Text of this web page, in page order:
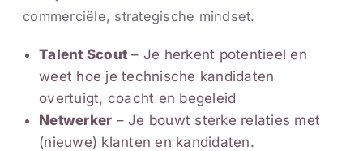
commerciële, strategische mindset.
Talent Scout – Je herkent potentieel en
weet hoe je technische kandidaten
overtuigt, coacht en begeleid
Netwerker – Je bouwt sterke relaties met
(nieuwe) klanten en kandidaten.